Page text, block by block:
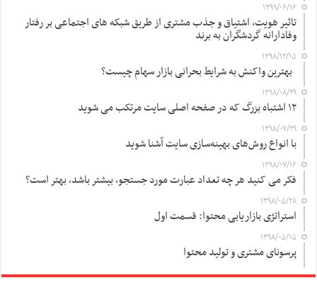
۱۳۹۹/۰۶/۱۶
تاثیر هویت، اشتیاق و جذب مشتری از طریق شبکه های اجتماعی بر رفتار
وفادارانه گردشگران به برند
۱۳۹۸/۱۲/۱۵
بهترین واکنش به شرایط بحرانی بازار سهام چیست؟
۱۳۹۸/۰۸/۲۹
۱۲ اشتباه بزرگ که در صفحه اصلی سایت مرتکب می شوید
۱۳۹۸/۰۷/۲۹
با انواع روش‌های بهینه‌سازی سایت آشنا شوید
۱۳۹۸/۰۷/۱۶
فکر می کنید هر چه تعداد عبارت مورد جستجو، بیشتر باشد، بهتر است؟
۱۳۹۸/۰۵/۲۸
استراتژی بازاریابی محتوا: قسمت اول
۱۳۹۸/۰۵/۱۵
پرسونای مشتری و تولید محتوا